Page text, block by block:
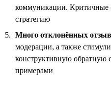
коммуникации. Критичные
стратегию
Много отклонённых
модерации, а также
конструктивную обратную
примерами